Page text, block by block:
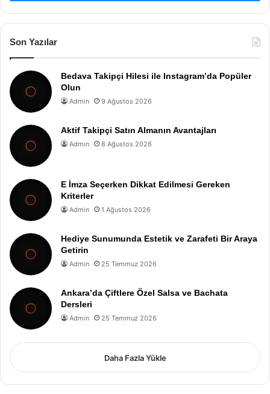
Son Yazılar
Bedava Takipçi Hilesi ile Instagram’da Popüler
Olun
Admin 9 Ağustos 2026
Aktif Takipçi Satın Almanın Avantajları
Admin 8 Ağustos 2026
E İmza Seçerken Dikkat Edilmesi Gereken
Kriterler
Admin 1 Ağustos 2026
Hediye Sunumunda Estetik ve Zarafeti Bir Araya
Getirin
Admin 25 Temmuz 2026
Ankara’da Çiftlere Özel Salsa ve Bachata
Dersleri
Admin 25 Temmuz 2026
Daha Fazla Yükle